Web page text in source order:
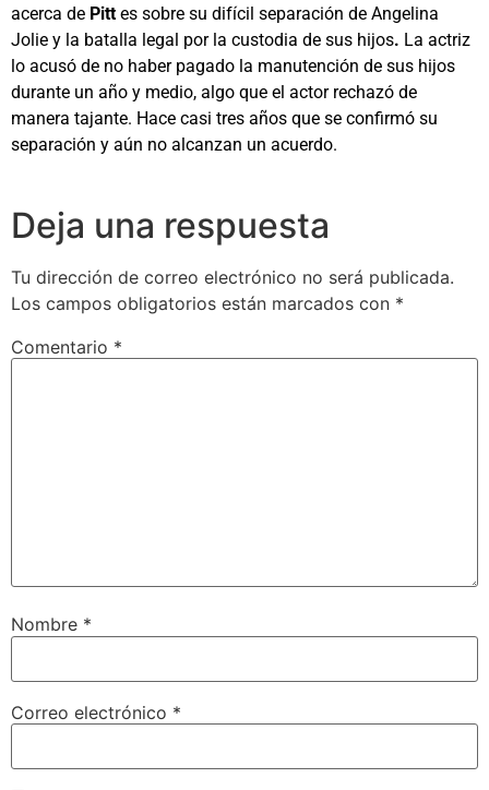
acerca de Pitt es sobre su difícil separación de Angelina
Jolie y la batalla legal por la custodia de sus hijos. La actriz
lo acusó de no haber pagado la manutención de sus hijos
durante un año y medio, algo que el actor rechazó de
manera tajante. Hace casi tres años que se confirmó su
separación y aún no alcanzan un acuerdo.
Deja una respuesta
Tu dirección de correo electrónico no será publicada.
Los campos obligatorios están marcados con *
Comentario *
Nombre *
Correo electrónico *